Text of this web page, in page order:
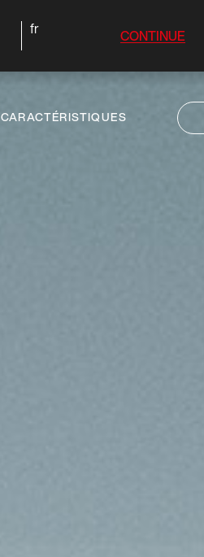
fr CONTINUE
CARACTÉRISTIQUES